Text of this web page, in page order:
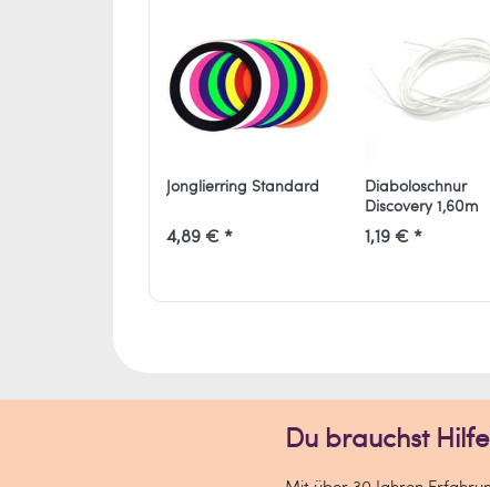
info[at]ballaballa.de
Jonglierring Standard
4,89 € *
Diaboloschnur
Discovery 1,60m
1,19 € *
Du brauchst